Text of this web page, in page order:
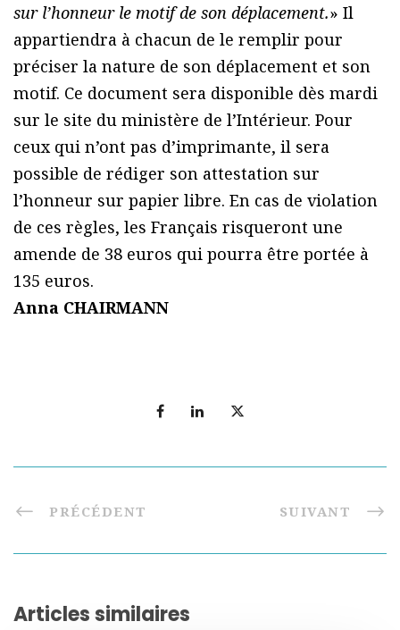
sur l’honneur le motif de son déplacement.» Il
appartiendra à chacun de le remplir pour
préciser la nature de son déplacement et son
motif. Ce document sera disponible dès mardi
sur le site du ministère de l’Intérieur. Pour
ceux qui n’ont pas d’imprimante, il sera
possible de rédiger son attestation sur
l’honneur sur papier libre. En cas de violation
de ces règles, les Français risqueront une
amende de 38 euros qui pourra être portée à
135 euros.
Anna CHAIRMANN
PRÉCÉDENT SUIVANT
Articles similaires